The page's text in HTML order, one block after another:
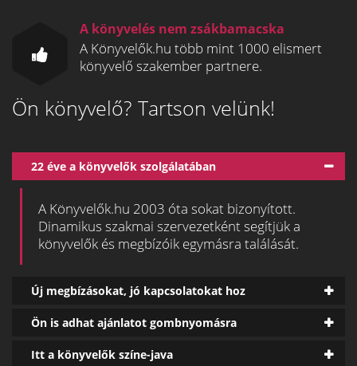
A könyvelés nem zsákbamacska
A Könyvelők.hu több mint 1000 elismert
könyvelő szakember partnere.
Ön könyvelő? Tartson velünk!
22 éve a könyvelők szolgálatában
A Könyvelők.hu 2003 óta sokat bizonyított.
Dinamikus szakmai szervezetként segítjük a
könyvelők és megbízóik egymásra találását.
Új megbízásokat, jó kapcsolatokat hoz
Ön is adhat ajánlatot gombnyomásra
Itt a könyvelők színe-java